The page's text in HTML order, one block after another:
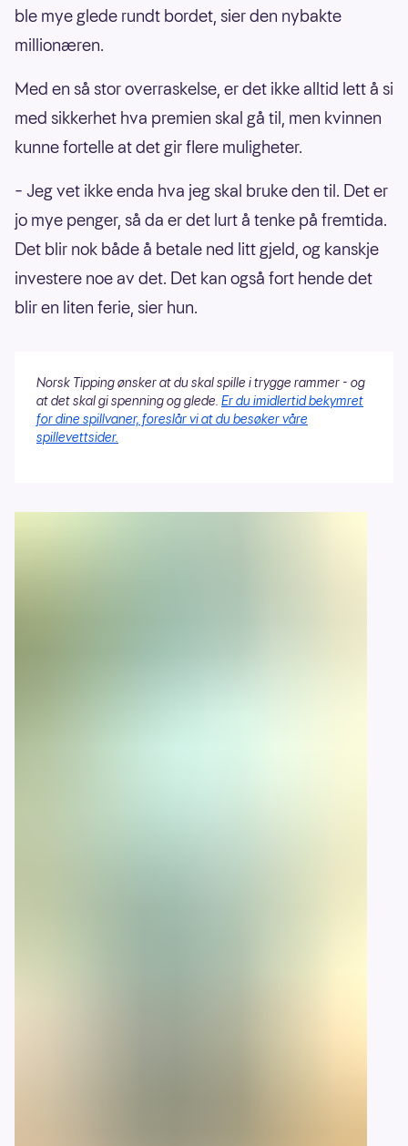
ble mye glede rundt bordet, sier den nybakte
millionæren.
Med en så stor overraskelse, er det ikke alltid lett å si
med sikkerhet hva premien skal gå til, men kvinnen
kunne fortelle at det gir flere muligheter.
– Jeg vet ikke enda hva jeg skal bruke den til. Det er
jo mye penger, så da er det lurt å tenke på fremtida.
Det blir nok både å betale ned litt gjeld, og kanskje
investere noe av det. Det kan også fort hende det
blir en liten ferie, sier hun.
Norsk Tipping ønsker at du skal spille i trygge rammer - og
at det skal gi spenning og glede. Er du imidlertid bekymret
for dine spillvaner, foreslår vi at du besøker våre
spillevettsider.